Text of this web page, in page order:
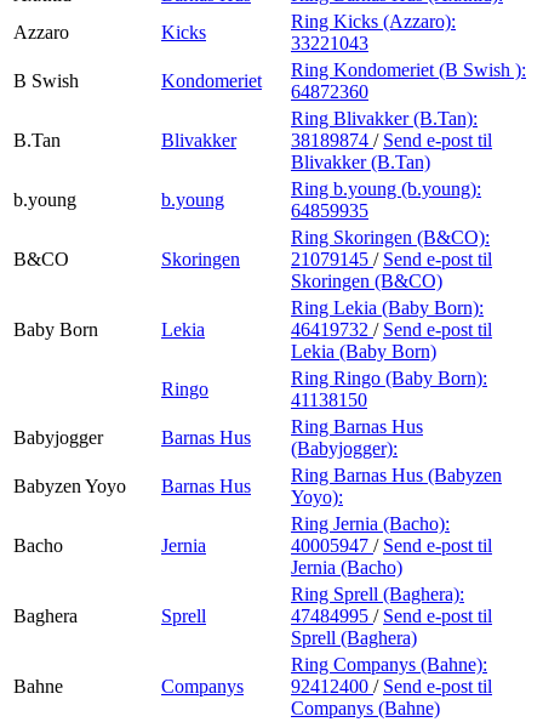
Azzaro
Kicks
Ring Kicks (Azzaro):
33221043
B Swish
Kondomeriet
Ring Kondomeriet (B Swish ):
64872360
B.Tan Blivakker
Ring Blivakker (B.Tan):
38189874 / Send e-post til
Blivakker (B.Tan)
b.young
b.young
Ring b.young (b.young):
64859935
B&CO Skoringen
Ring Skoringen (B&CO):
21079145 / Send e-post til
Skoringen (B&CO)
Baby Born Lekia
Ring Lekia (Baby Born):
46419732 / Send e-post til
Lekia (Baby Born)
Ringo
Ring Ringo (Baby Born):
41138150
Babyjogger
Barnas Hus
Ring Barnas Hus
(Babyjogger):
Babyzen Yoyo
Barnas Hus
Ring Barnas Hus (Babyzen
Yoyo):
Bacho Jernia
Ring Jernia (Bacho):
40005947 / Send e-post til
Jernia (Bacho)
Baghera Sprell
Ring Sprell (Baghera):
47484995 / Send e-post til
Sprell (Baghera)
Bahne Companys
Ring Companys (Bahne):
92412400 / Send e-post til
Companys (Bahne)